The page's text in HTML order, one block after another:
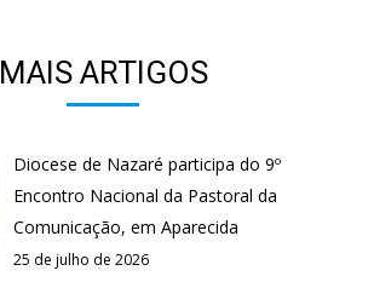
MAIS ARTIGOS
Diocese de Nazaré participa do 9º
Encontro Nacional da Pastoral da
Comunicação, em Aparecida
25 de julho de 2026